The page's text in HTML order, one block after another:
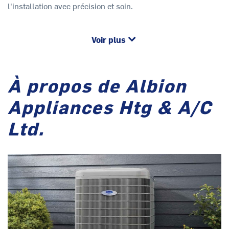
l'installation avec précision et soin.
Voir plus
À propos de Albion
Appliances Htg & A/C
Ltd.